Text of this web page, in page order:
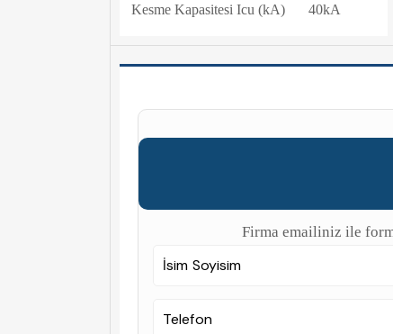
Kesme Kapasitesi Icu (kA) 40kA
Firma emailiniz ile